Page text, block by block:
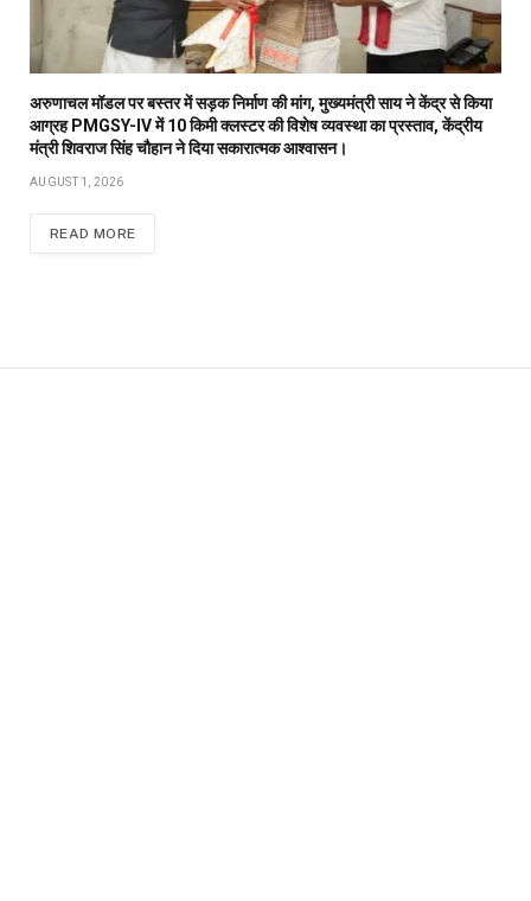
अरुणाचल मॉडल पर बस्तर में सड़क निर्माण की मांग, मुख्यमंत्री साय ने केंद्र से किया
आग्रह PMGSY-IV में 10 किमी क्लस्टर की विशेष व्यवस्था का प्रस्ताव, केंद्रीय
मंत्री शिवराज सिंह चौहान ने दिया सकारात्मक आश्वासन।
AUGUST 1, 2026
READ MORE